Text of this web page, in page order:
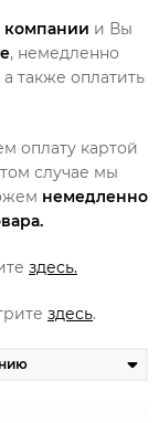
компании и Вы
, немедленно
также оплатить
оплату картой
случае мы
немедленно
здесь.
здесь.